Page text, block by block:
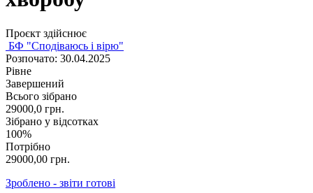
Проєкт здійснює
БФ "Сподіваюсь і вірю"
Розпочато: 30.04.2025
Рівне
Завершений
Всього зібрано
29000,0 грн.
Зібрано у відсотках
100%
Потрібно
29000,00 грн.
Зроблено - звіти готові